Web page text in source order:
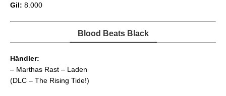
Gil: 8.000
Blood Beats Black
Händler:
– Marthas Rast – Laden
(DLC – The Rising Tide!)